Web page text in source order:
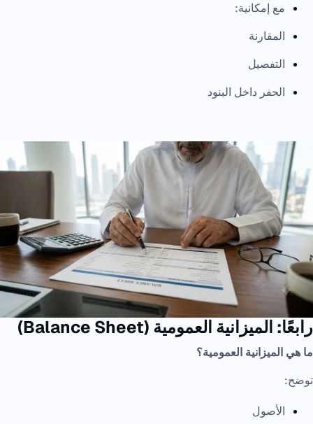
مع إمكانية:
المقارنة
التفصيل
الحفر داخل البنود
رابعًا: الميزانية العمومية (Balance Sheet)
ما هي الميزانية العمومية؟
توضح:
الأصول